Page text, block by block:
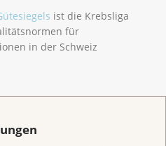
ist die Krebsliga
für
in der Schweiz